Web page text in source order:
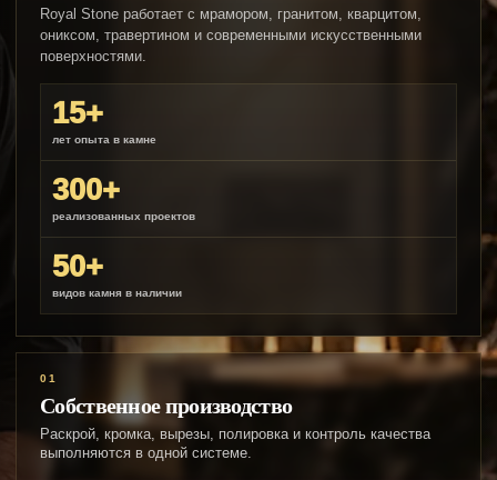
Royal Stone работает с мрамором, гранитом, кварцитом,
ониксом, травертином и современными искусственными
поверхностями.
15+
лет опыта в камне
300+
реализованных проектов
50+
видов камня в наличии
01
Собственное производство
Раскрой, кромка, вырезы, полировка и контроль качества
выполняются в одной системе.